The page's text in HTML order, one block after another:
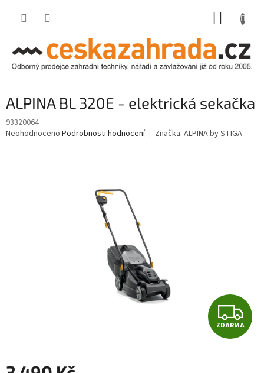
ALPINA BL 320E - elektrická sekačka
93320064
Průměrné
Neohodnoceno Podrobnosti hodnocení Značka: ALPINA by STIGA
Z
D
ZDARMA